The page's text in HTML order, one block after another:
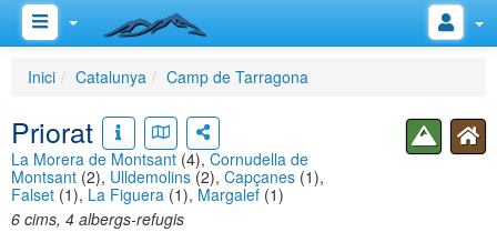
Inici Catalunya Camp de Tarragona
Priorat
La Morera de Montsant (4), Cornudella de
Montsant (2), Ulldemolins (2), Capçanes (1),
Falset (1), La Figuera (1), Margalef (1)
6 cims, 4 albergs-refugis